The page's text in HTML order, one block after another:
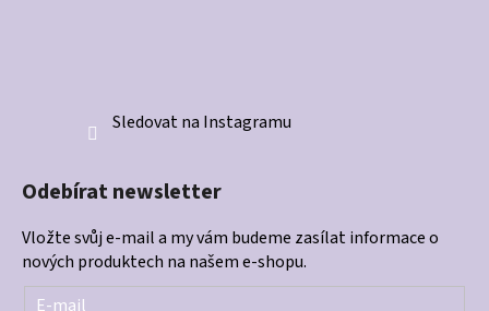
Sledovat na Instagramu
Odebírat newsletter
Vložte svůj e-mail a my vám budeme zasílat informace o
nových produktech na našem e-shopu.
E-mail